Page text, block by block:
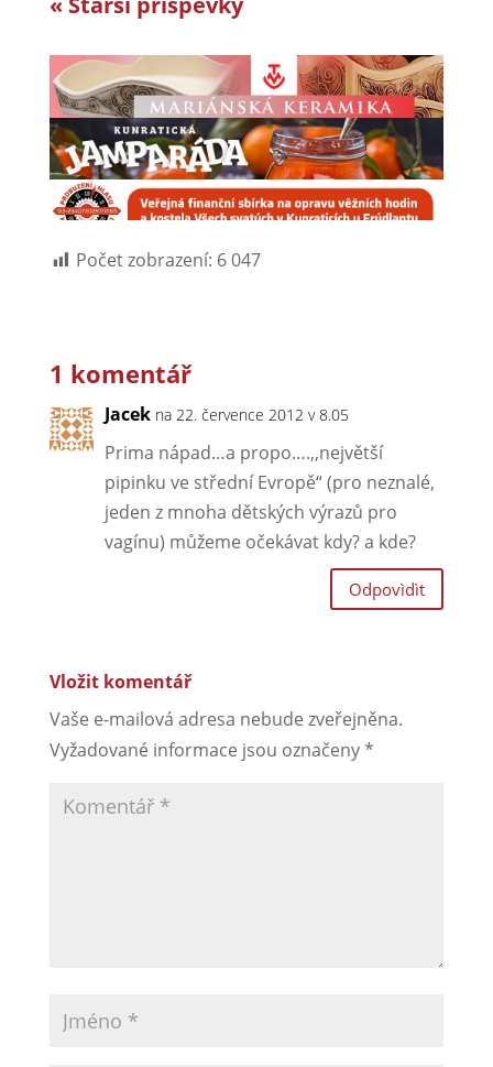
Počet zobrazení: 6 047
1 komentář
Jacek na 22. července 2012 v 8.05
Prima nápad…a propo….,,největší
pipinku ve střední Evropě“ (pro neznalé,
jeden z mnoha dětských výrazů pro
vagínu) můžeme očekávat kdy? a kde?
Odpovìdìt
Vložit komentář
Vaše e-mailová adresa nebude zveřejněna.
Vyžadované informace jsou označeny*